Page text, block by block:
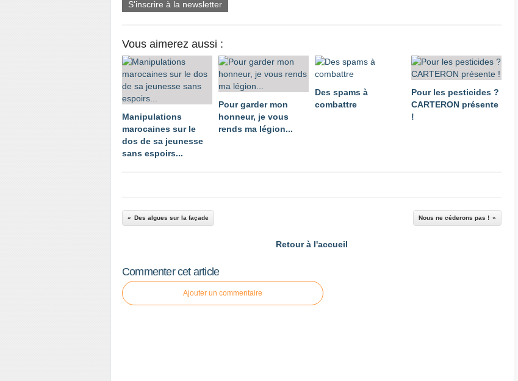
S'inscrire à la newsletter
Vous aimerez aussi :
Manipulations
marocaines sur le
dos de sa jeunesse
sans espoirs...
Pour garder mon
honneur, je vous
rends ma légion...
Des spams à
combattre
Pour les pesticides ?
CARTERON présente
!
Des algues sur la façade Nous ne céderons pas !
Retour à l'accueil
Commenter cet article
Ajouter un commentaire